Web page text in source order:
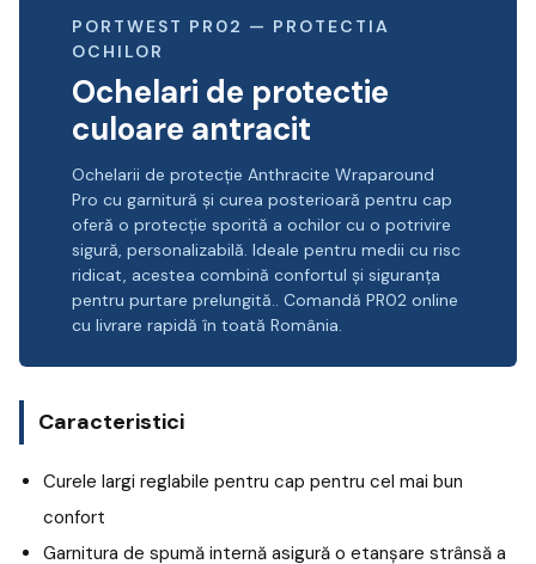
PORTWEST PR02 — PROTECTIA
OCHILOR
Ochelari de protectie
culoare antracit
Ochelarii de protecție Anthracite Wraparound
Pro cu garnitură și curea posterioară pentru cap
oferă o protecție sporită a ochilor cu o potrivire
sigură, personalizabilă. Ideale pentru medii cu risc
ridicat, acestea combină confortul și siguranța
pentru purtare prelungită.. Comandă PR02 online
cu livrare rapidă în toată România.
Caracteristici
Curele largi reglabile pentru cap pentru cel mai bun
confort
Garnitura de spumă internă asigură o etanșare strânsă a